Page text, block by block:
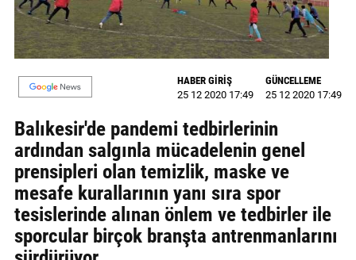
GALERİ
VİDEO
YAZARLAR
BİZE
ULAŞIN
Künye
İletişim
Gizlilik
HABER GİRİŞ
25 12 2020 17:49
GÜNCELLEME
25 12 2020 17:49
Balıkesir'de pandemi tedbirlerinin
ardından salgınla mücadelenin genel
prensipleri olan temizlik, maske ve
mesafe kurallarının yanı sıra spor
tesislerinde alınan önlem ve tedbirler ile
sporcular birçok branşta antrenmanlarını